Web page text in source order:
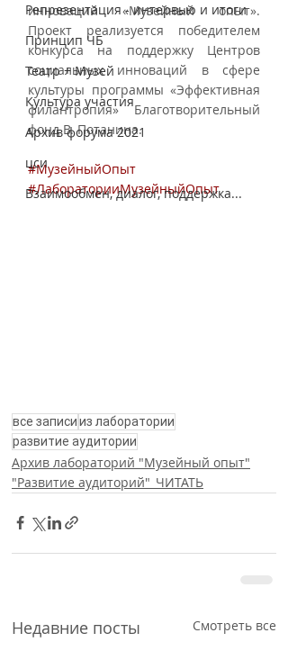
Репрезентация - интервью и итоги
Принцип ЧБ
Театр + Музей
Культура участия
Архив форума 2021
цси
Взаимообмен, диалог, поддержка...
инноваций «Музейный опыт».
Проект реализуется победителем
конкурса на поддержку Центров
социальных инноваций в сфере
культуры программы «Эффективная
филантропия» Благотворительный
фонд В. Потанина.
#МузейныйОпыт
#ЛабораторииМузейныйОпыт
все записииз лаборатории
развитие аудитории
Архив лабораторий "Музейный опыт"
"Развитие аудиторий"_ЧИТАТЬ
Недавние посты Смотреть все